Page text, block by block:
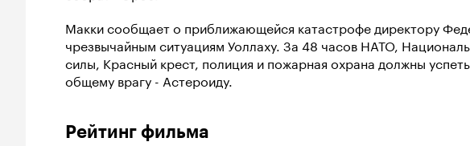
Макки сообщает о приближающейся катастрофе директору
чрезвычайным ситуациям Уоллаху. За 48 часов НАТО,
силы, Красный крест, полиция и пожарная охрана должны
общему врагу - Астероиду.
Рейтинг фильма